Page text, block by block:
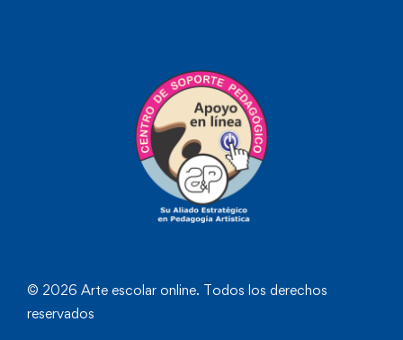
© 2026 Arte escolar online. Todos los derechos
reservados